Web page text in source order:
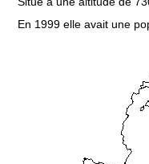
En 1999 elle avait une